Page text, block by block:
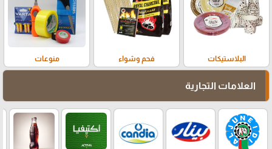
البلاستيكات فحم وشواء منوعات
العلامات التجارية